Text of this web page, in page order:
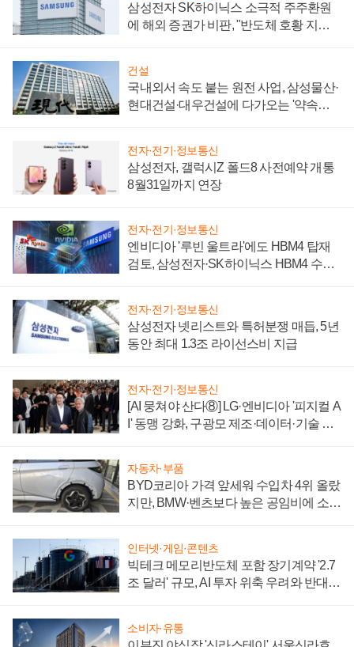
삼성전자 SK하이닉스 소극적 주주환원
에 해외 증권가 비판, "반도체 호황 지속
건설
국내외서 속도 붙는 원전 사업, 삼성물산·
현대건설·대우건설에 다가오는 '약속의
전자·전기·정보통신
삼성전자, 갤럭시Z 폴드8 사전예약 개통
8월31일까지 연장
전자·전기·정보통신
엔비디아 '루빈 울트라'에도 HBM4 탑재
검토, 삼성전자·SK하이닉스 HBM4 수율
전자·전기·정보통신
삼성전자 넷리스트와 특허분쟁 매듭, 5년
동안 최대 1.3조 라이선스비 지급
전자·전기·정보통신
[AI 뭉쳐야 산다⑧] LG·엔비디아 '피지컬 A
I' 동맹 강화, 구광모 제조·데이터·기술 결
자동차·부품
BYD코리아 가격 앞세워 수입차 4위 올랐
지만, BMW·벤츠보다 높은 공임비에 소비
인터넷·게임·콘텐츠
빅테크 메모리반도체 포함 장기계약 '2.7
조 달러' 규모, AI 투자 위축 우려와 반대
소비자·유통